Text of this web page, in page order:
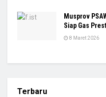
Musprov
Siap Gas
8 Maret 2026
Terbaru